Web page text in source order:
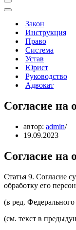
Меню
навигации
Меню
навигацииЗакон
Инструкция
Право
Система
Устав
Юрист
Руководство
Адвокат
Согласие на
автор: admin
19.09.2023
Согласие на
Статья 9. Согласие
обработку его
(в ред.
(см. текст в